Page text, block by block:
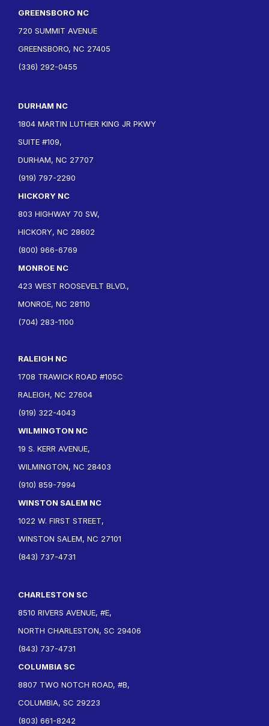
GREENSBORO NC
720 SUMMIT AVENUE
GREENSBORO, NC 27405
(336) 292-0455
DURHAM NC
1804 MARTIN LUTHER KING JR PKWY
SUITE #109,
DURHAM, NC 27707
(919) 797-2290
HICKORY NC
803 HIGHWAY 70 SW,
HICKORY, NC 28602
(800) 966-6769
MONROE NC
423 WEST ROOSEVELT BLVD.,
MONROE, NC 28110
(704) 283-1100
RALEIGH NC
1708 TRAWICK ROAD #105C
RALEIGH, NC 27604
(919) 322-4043
WILMINGTON NC
19 S. KERR AVENUE,
WILMINGTON, NC 28403
(910) 859-7994
WINSTON SALEM NC
1022 W. FIRST STREET,
WINSTON SALEM, NC 27101
(843) 737-4731
CHARLESTON SC
8510 RIVERS AVENUE, #E,
NORTH CHARLESTON, SC 29406
(843) 737-4731
COLUMBIA SC
8807 TWO NOTCH ROAD, #B,
COLUMBIA, SC 29223
(803) 661-8242